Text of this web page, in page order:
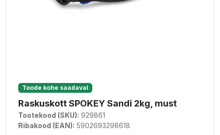
Toode kohe saadaval
Raskuskott SPOKEY Sandi 2kg, must
Tootekood (SKU): 929861
Ribakood (EAN): 5902693298618